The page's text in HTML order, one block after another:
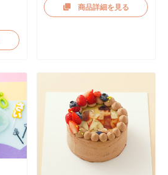
商品詳細を見る